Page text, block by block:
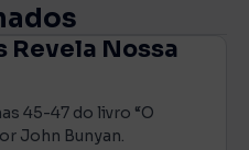
Revela Nossa
45-47 do livro “O
John Bunyan.